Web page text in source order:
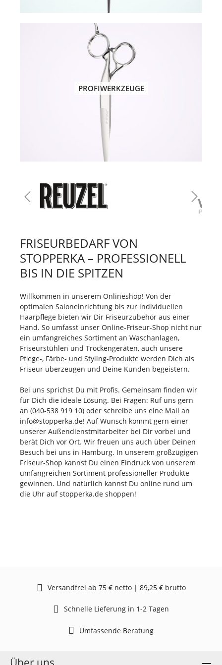
PROFIWERKZEUGE
FRISEURBEDARF VON
STOPPERKA – PROFESSIONELL
BIS IN DIE SPITZEN
Willkommen in unserem Onlineshop! Von der
optimalen Saloneinrichtung bis zur individuellen
Haarpflege bieten wir Dir Friseurzubehör aus einer
Hand. So umfasst unser Online-Friseur-Shop nicht nur
ein umfangreiches Sortiment an Waschanlagen,
Friseurstühlen und Trockengeräten, auch unsere
Pflege-, Färbe- und Styling-Produkte werden Dich als
Friseur überzeugen und Deine Kunden begeistern.
Bei uns sprichst Du mit Profis. Gemeinsam finden wir
für Dich die ideale Lösung. Bei Fragen: Ruf uns gern
an (040-538 919 10) oder schreibe uns eine Mail an
info@stopperka.de! Auf Wunsch kommt gern einer
unserer Außendienstmitarbeiter bei Dir vorbei und
berät Dich vor Ort. Wir freuen uns auch über Deinen
Besuch bei uns in Hamburg. In unserem großzügigen
Friseur-Shop kannst Du einen Eindruck von unserem
umfangreichen Sortiment professioneller Produkte
gewinnen. Und natürlich kannst Du online rund um
die Uhr auf stopperka.de shoppen!
Versandfrei ab 75 € netto | 89,25 € brutto
Schnelle Lieferung in 1-2 Tagen
Umfassende Beratung